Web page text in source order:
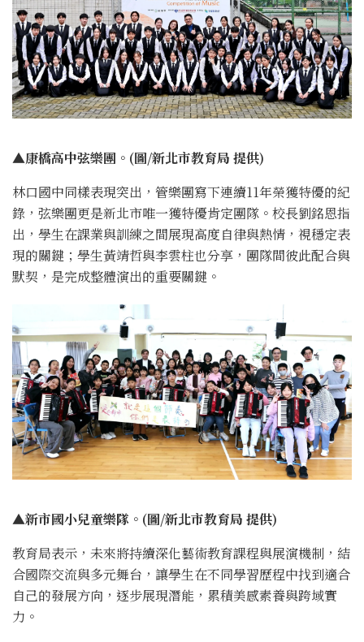
▲康橋高中弦樂團。(圖/新北市教育局 提供)
林口國中同樣表現突出，管樂團寫下連續11年榮獲特優的紀
錄，弦樂團更是新北市唯一獲特優肯定團隊。校長劉銘恩指
出，學生在課業與訓練之間展現高度自律與熱情，視穩定表
現的關鍵；學生黃靖哲與李雲柱也分享，團隊間彼此配合與
默契，是完成整體演出的重要關鍵。
▲新市國小兒童樂隊。(圖/新北市教育局 提供)
教育局表示，未來將持續深化藝術教育課程與展演機制，結
合國際交流與多元舞台，讓學生在不同學習歷程中找到適合
自己的發展方向，逐步展現潛能，累積美感素養與跨域實
力。